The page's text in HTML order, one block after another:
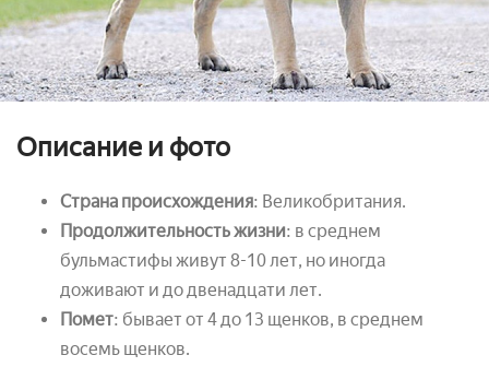
Описание и фото
Страна происхождения: Великобритания.
Продолжительность жизни: в среднем
бульмастифы живут 8-10 лет, но иногда
доживают и до двенадцати лет.
Помет: бывает от 4 до 13 щенков, в среднем
восемь щенков.